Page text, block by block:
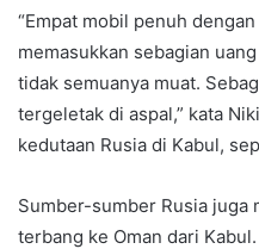
“Empat mobil penuh
memasukkan sebagian
tidak semuanya muat.
tergeletak di aspal,” kata
kedutaan Rusia di Kabul,
Sumber-sumber Rusia juga
terbang ke Oman dari